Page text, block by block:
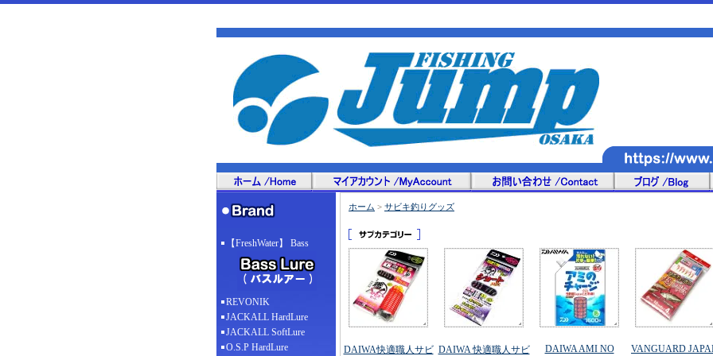
【FreshWater】 Bass
REVONIK
JACKALL HardLure
JACKALL SoftLure
O.S.P HardLure
ホーム > サビキ釣りグッズ
DAIWA快適職人サビ DAIWA 快適職人サビ DAIWA AMI NO VANGUARD